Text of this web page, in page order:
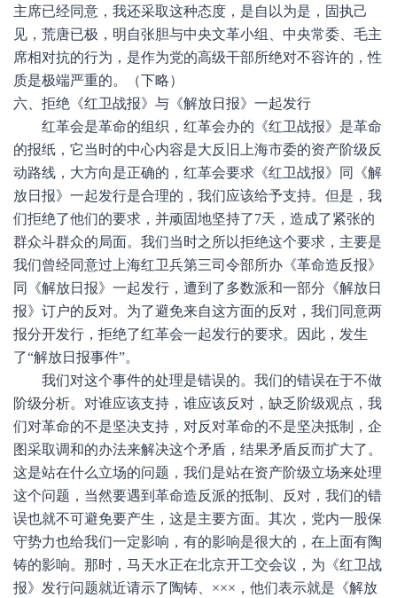
主席已经同意，我还采取这种态度，是自以为是，固执己
见，荒唐已极，明自张胆与中央文革小组、中央常委、毛主
席相对抗的行为，是作为党的高级干部所绝对不容许的，性
质是极端严重的。（下略）
六、拒绝《红卫战报》与《解放日报》一起发行
红革会是革命的组织，红革会办的《红卫战报》是革命
的报纸，它当时的中心内容是大反旧上海市委的资产阶级反
动路线，大方向是正确的，红革会要求《红卫战报》同《解
放日报》一起发行是合理的，我们应该给予支持。但是，我
们拒绝了他们的要求，并顽固地坚持了7天，造成了紧张的
群众斗群众的局面。我们当时之所以拒绝这个要求，主要是
我们曾经同意过上海红卫兵第三司令部所办《革命造反报》
同《解放日报》一起发行，遭到了多数派和一部分《解放日
报》订户的反对。为了避免来自这方面的反对，我们同意两
报分开发行，拒绝了红革会一起发行的要求。因此，发生
了“解放日报事件”。
我们对这个事件的处理是错误的。我们的错误在于不做
阶级分析。对谁应该支持，谁应该反对，缺乏阶级观点，我
们对革命的不是坚决支持，对反对革命的不是坚决抵制，企
图采取调和的办法来解决这个矛盾，结果矛盾反而扩大了。
这是站在什么立场的问题，我们是站在资产阶级立场来处理
这个问题，当然要遇到革命造反派的抵制、反对，我们的错
误也就不可避免要产生，这是主要方面。其次，党内一股保
守势力也给我们一定影响，有的影响是很大的，在上面有陶
铸的影响。那时，马天水正在北京开工交会议，为《红卫战
报》发行问题就近请示了陶铸、×××，他们表示就是《解放